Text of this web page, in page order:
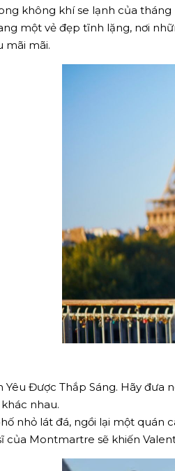
không khí se lạnh của
một vẻ đẹp tĩnh lặng, nơi
mãi mãi.
Được Thắp Sáng. Hãy
nhau.
nhỏ lát đá, ngồi lại một quán
của Montmartre sẽ khiến